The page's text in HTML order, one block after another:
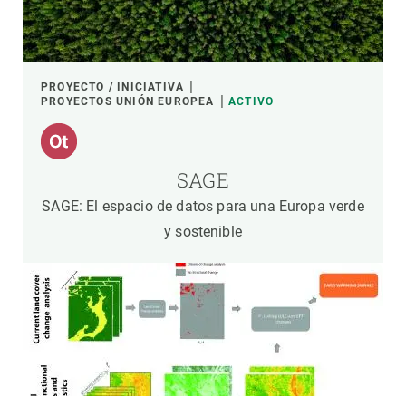
PROYECTO / INICIATIVA
PROYECTOS UNIÓN EUROPEA
ACTIVO
SAGE
SAGE: El espacio de datos para una Europa verde
y sostenible